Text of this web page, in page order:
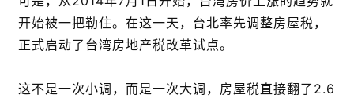
开始被一把勒住。在这一天，台北率先调整房屋税，
正式启动了台湾房地产税改革试点。
这不是一次小调，而是一次大调，房屋税直接翻了2.6